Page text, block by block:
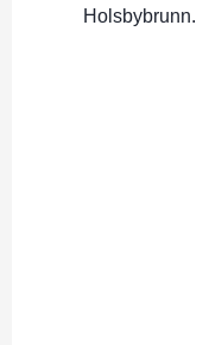
Holsbybrunn.